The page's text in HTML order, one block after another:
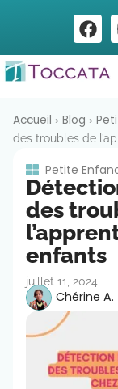
Accueil › Blog ›
des troubles de
Petite
des
enfants
juillet 11, 2024
Chérine A.